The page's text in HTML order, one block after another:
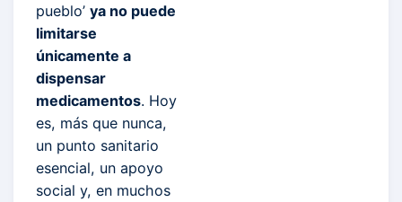
pueblo’ ya no puede
limitarse
únicamente a
dispensar
medicamentos. Hoy
es, más que nunca,
un punto sanitario
esencial, un apoyo
social y, en muchos